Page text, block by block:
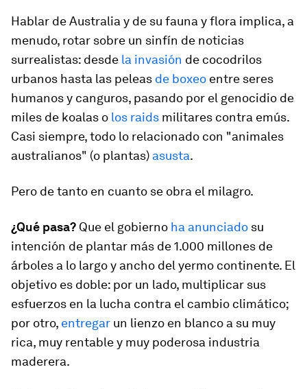
Hablar de Australia y de su fauna y flora implica, a
menudo, rotar sobre un sinfín de noticias
surrealistas: desde la invasión de cocodrilos
urbanos hasta las peleas de boxeo entre seres
humanos y canguros, pasando por el genocidio de
miles de koalas o los raids militares contra emús.
Casi siempre, todo lo relacionado con "animales
australianos" (o plantas) asusta.
Pero de tanto en cuanto se obra el milagro.
¿Qué pasa? Que el gobierno ha anunciado su
intención de plantar más de 1.000 millones de
árboles a lo largo y ancho del yermo continente. El
objetivo es doble: por un lado, multiplicar sus
esfuerzos en la lucha contra el cambio climático;
por otro, entregar un lienzo en blanco a su muy
rica, muy rentable y muy poderosa industria
maderera.